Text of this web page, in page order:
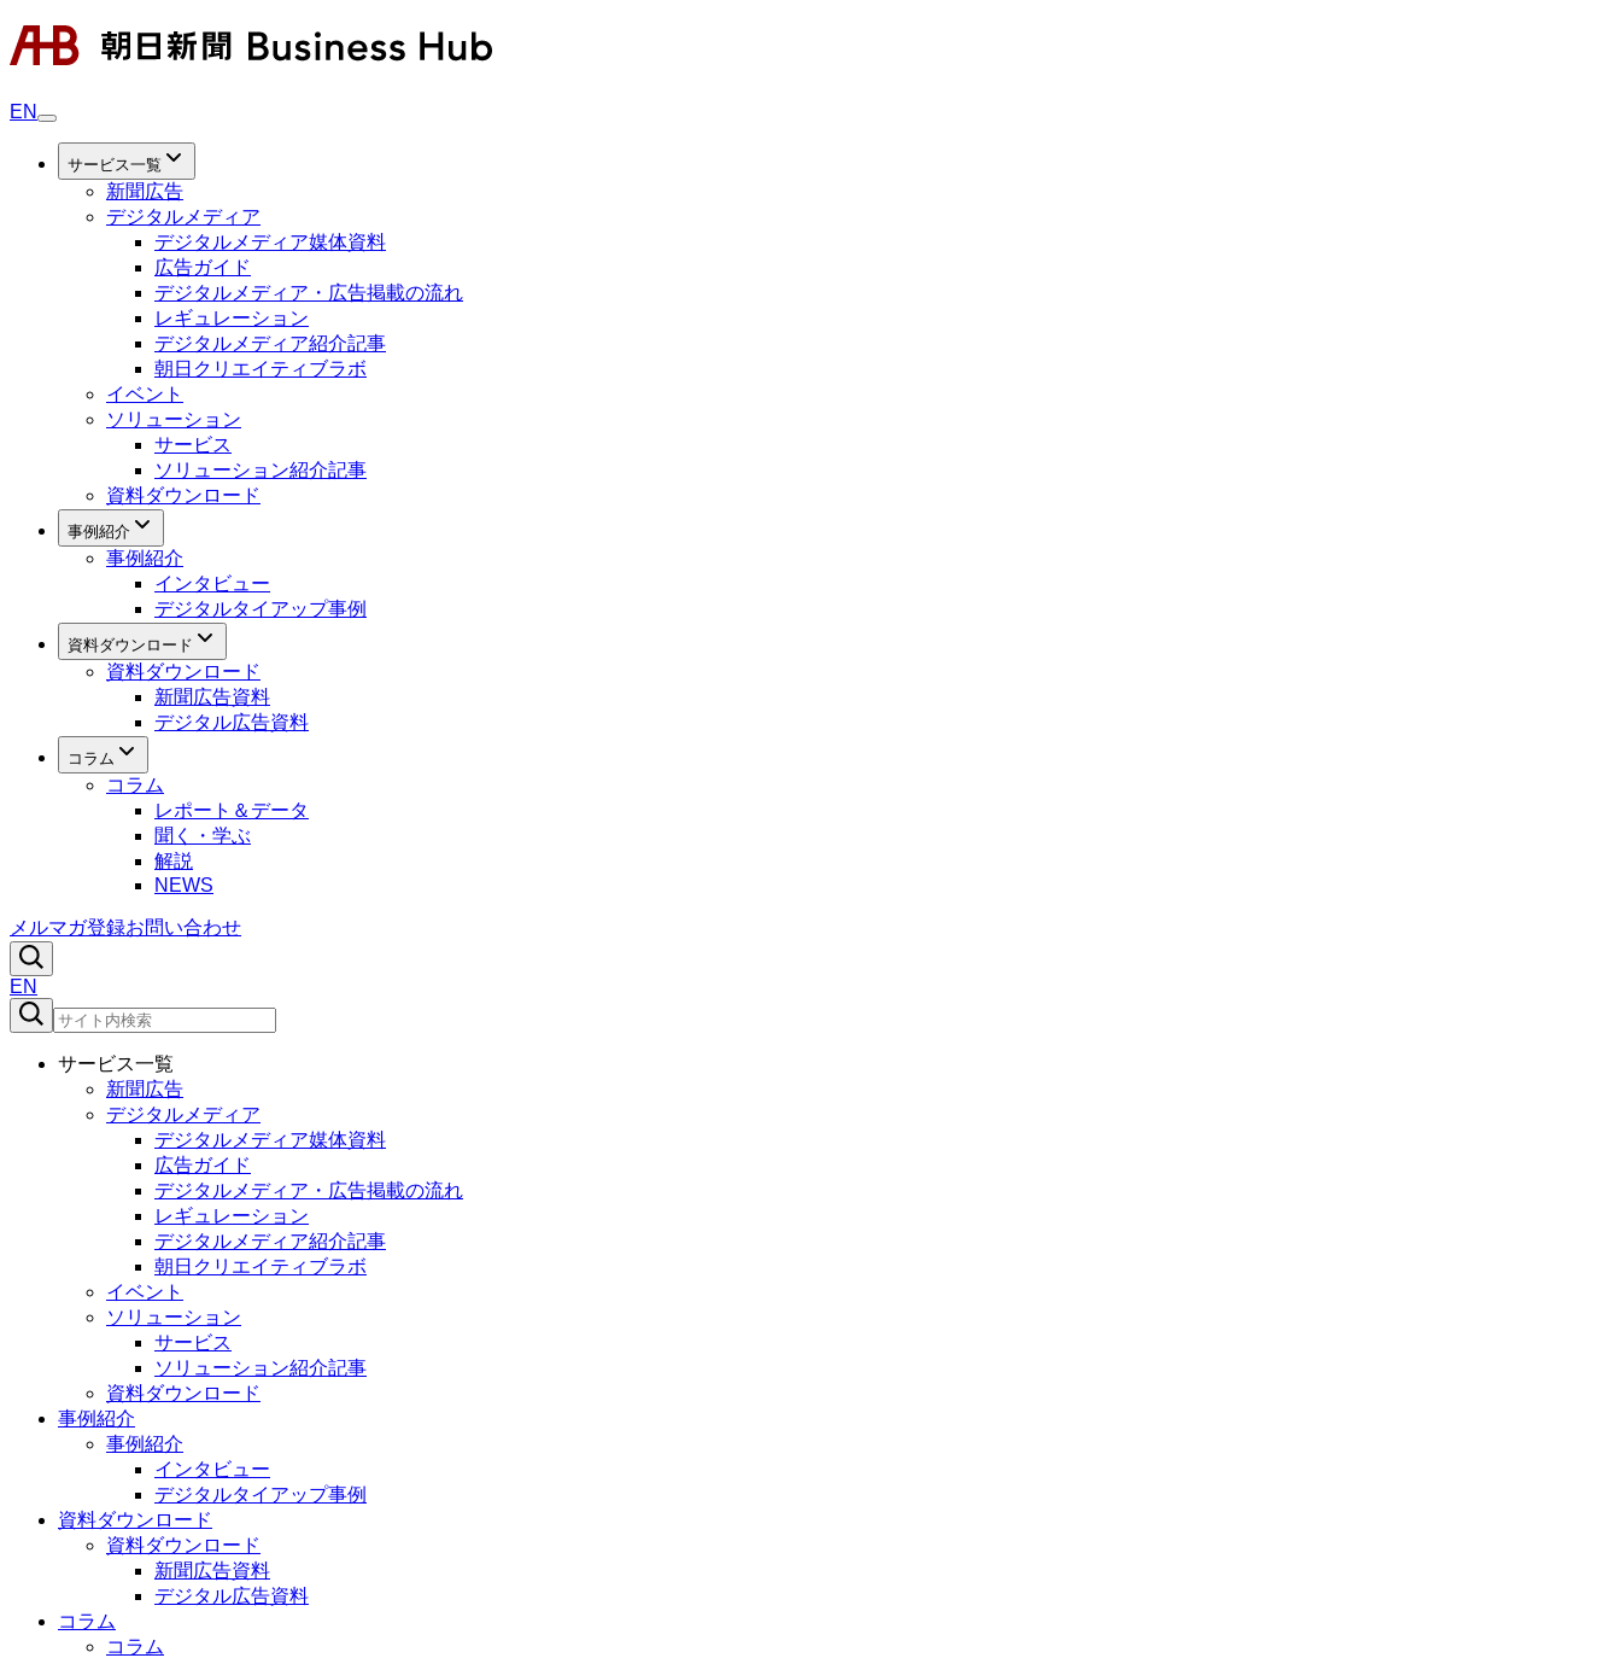
EN
サービス一覧
新聞広告
デジタルメディア
デジタルメディア媒体資料
広告ガイド
デジタルメディア・広告掲載の流れ
レギュレーション
デジタルメディア紹介記事
朝日クリエイティブラボ
イベント
ソリューション
サービス
ソリューション紹介記事
資料ダウンロード
事例紹介
事例紹介
インタビュー
デジタルタイアップ事例
資料ダウンロード
資料ダウンロード
新聞広告資料
デジタル広告資料
コラム
コラム
レポート＆データ
聞く・学ぶ
解説
NEWS
メルマガ登録お問い合わせ
EN
サービス一覧
新聞広告
デジタルメディア
デジタルメディア媒体資料
広告ガイド
デジタルメディア・広告掲載の流れ
レギュレーション
デジタルメディア紹介記事
朝日クリエイティブラボ
イベント
ソリューション
サービス
ソリューション紹介記事
資料ダウンロード
事例紹介
事例紹介
インタビュー
デジタルタイアップ事例
資料ダウンロード
資料ダウンロード
新聞広告資料
デジタル広告資料
コラム
コラム